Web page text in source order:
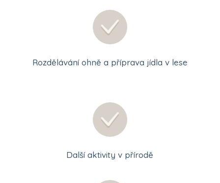
Rozdělávání ohně a příprava jídla v lese
Další aktivity v přírodě